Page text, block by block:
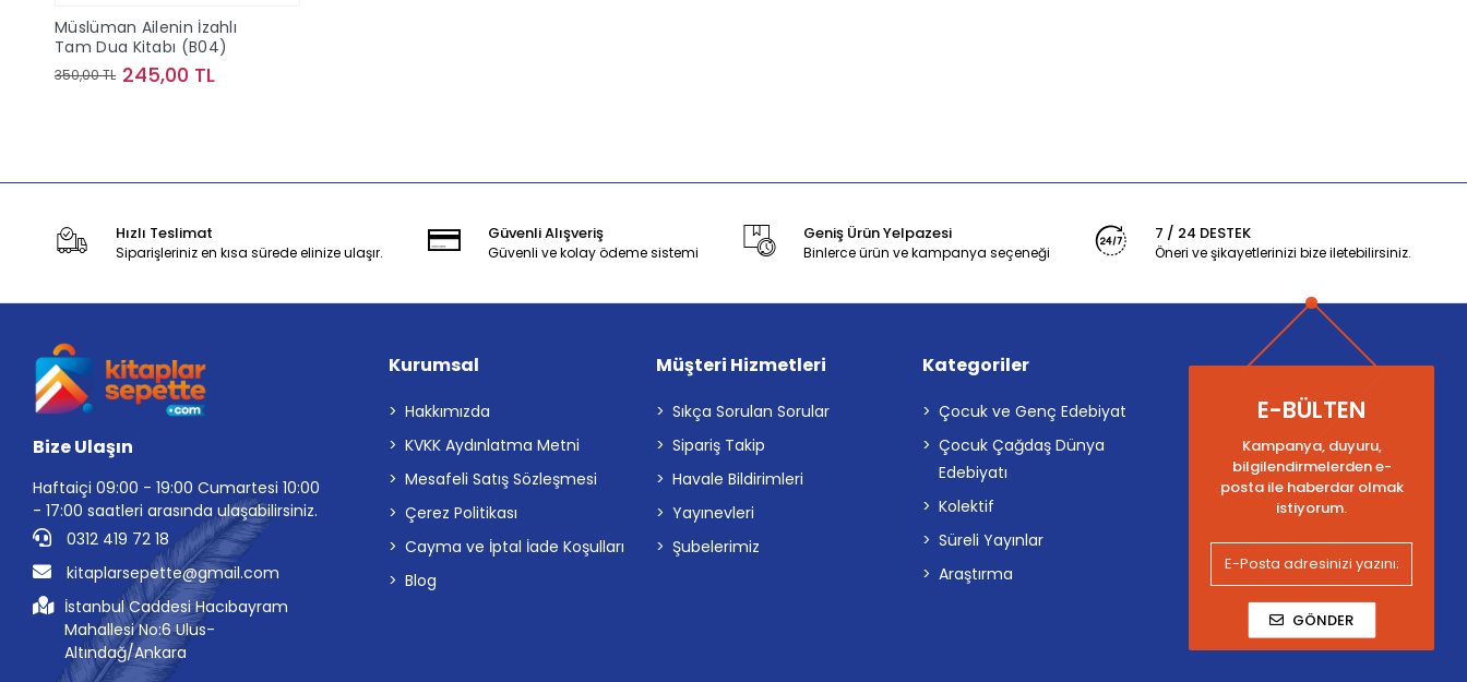
Müslüman Ailenin İzahlı
Tam Dua Kitabı (B04)
350,00 TL 245,00 TL
Hızlı Teslimat
Siparişleriniz en kısa sürede elinize ulaşır.
Güvenli Alışveriş
Güvenli ve kolay ödeme sistemi
Geniş Ürün Yelpazesi
Binlerce ürün ve kampanya seçeneği
7 / 24 DESTEK
Öneri ve şikayetlerinizi bize iletebilirsiniz.
Bize Ulaşın
Haftaiçi 09:00 - 19:00 Cumartesi 10:00
- 17:00 saatleri arasında ulaşabilirsiniz.
0312 419 72 18
kitaplarsepette@gmail.com
İstanbul Caddesi Hacıbayram
Mahallesi No:6 Ulus-
Altındağ/Ankara
Kurumsal
Hakkımızda
KVKK Aydınlatma Metni
Mesafeli Satış Sözleşmesi
Çerez Politikası
Cayma ve İptal İade Koşulları
Blog
Müşteri Hizmetleri
Sıkça Sorulan Sorular
Sipariş Takip
Havale Bildirimleri
Yayınevleri
Şubelerimiz
Kategoriler
Çocuk ve Genç Edebiyat
Çocuk Çağdaş Dünya
Edebiyatı
Kolektif
Süreli Yayınlar
Araştırma
E-BÜLTEN
Kampanya, duyuru,
bilgilendirmelerden e-
posta ile haberdar olmak
istiyorum.
GÖNDER